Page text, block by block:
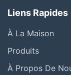
personnalisés
besoins réels
indicateurs
Liens Rapides
À La Maison
Produits
À Propos De